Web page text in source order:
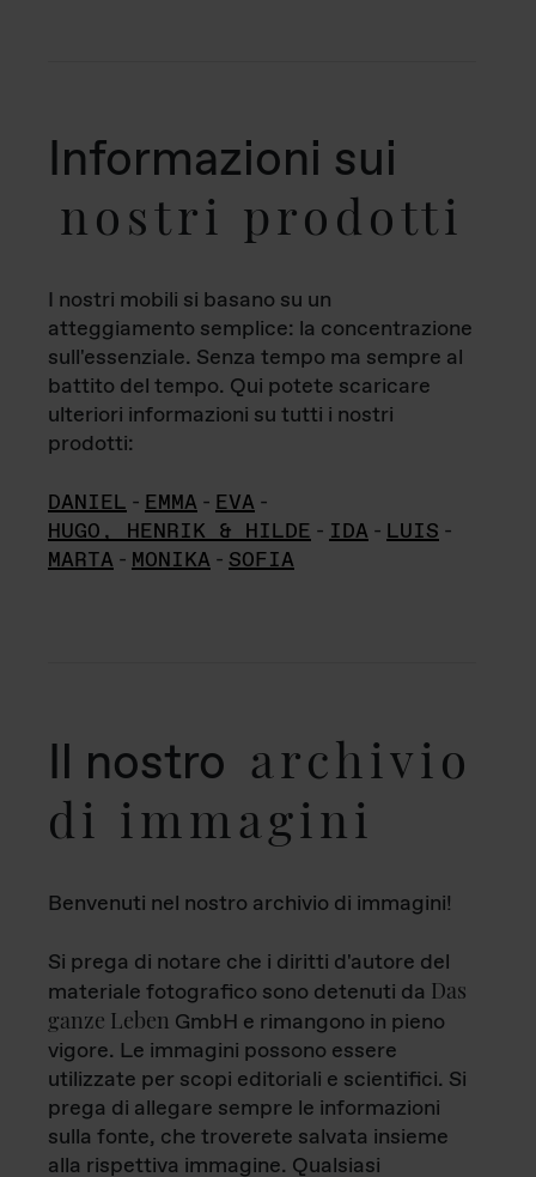
Informazioni sui
nostri prodotti
I nostri mobili si basano su un
atteggiamento semplice: la concentrazione
sull'essenziale. Senza tempo ma sempre al
battito del tempo. Qui potete scaricare
ulteriori informazioni su tutti i nostri
prodotti:
DANIEL - EMMA - EVA -
HUGO, HENRIK & HILDE - IDA - LUIS -
MARTA - MONIKA - SOFIA
Il nostro archivio
di immagini
Benvenuti nel nostro archivio di immagini!
Si prega di notare che i diritti d'autore del
materiale fotografico sono detenuti da Das
ganze Leben GmbH e rimangono in pieno
vigore. Le immagini possono essere
utilizzate per scopi editoriali e scientifici. Si
prega di allegare sempre le informazioni
sulla fonte, che troverete salvata insieme
alla rispettiva immagine. Qualsiasi